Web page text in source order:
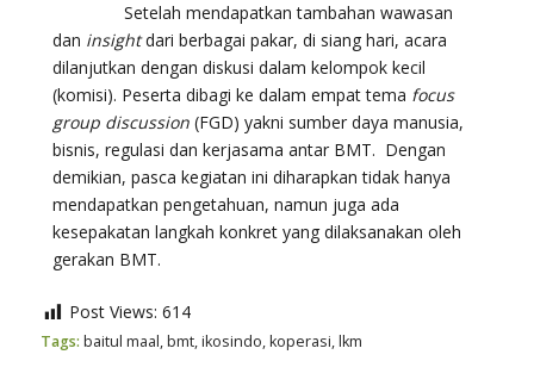
Setelah mendapatkan tambahan wawasan
dan insightdari berbagai pakar, di siang hari, acara
dilanjutkan dengan diskusi dalam kelompok kecil
(komisi). Peserta dibagi ke dalam empat tema focus
group discussion(FGD) yakni sumber daya manusia,
bisnis, regulasi dan kerjasama antar BMT. Dengan
demikian, pasca kegiatan ini diharapkan tidak hanya
mendapatkan pengetahuan, namun juga ada
kesepakatan langkah konkret yang dilaksanakan oleh
gerakan BMT.
Post Views: 614
Tags: baitul maal,bmt,ikosindo,koperasi,lkm